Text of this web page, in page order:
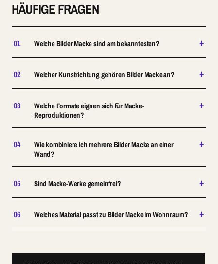
HÄUFIGE FRAGEN
01 Welche Bilder Macke sind am bekanntesten? +
02 Welcher Kunstrichtung gehören Bilder Macke an? +
03
Welche Formate eignen sich für Macke-
Reproduktionen?
+
04
Wie kombiniere ich mehrere Bilder Macke an einer
Wand?
+
05 Sind Macke-Werke gemeinfrei? +
06 Welches Material passt zu Bilder Macke im Wohnraum? +